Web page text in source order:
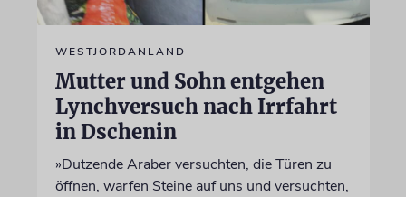
WESTJORDANLAND
Mutter und Sohn entgehen
Lynchversuch nach Irrfahrt
in Dschenin
»Dutzende Araber versuchten, die Türen zu
öffnen, warfen Steine auf uns und versuchten,